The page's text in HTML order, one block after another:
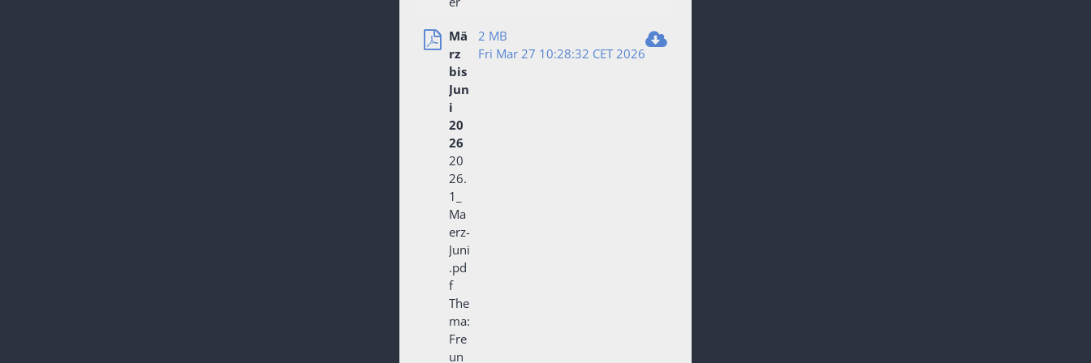
Mä
rz
bis
Jun
i
20
26
20
26.
1_
Ma
erz-
Juni
.pd
f
The
ma:
Fre
un
2 MB
Fri Mar 27 10:28:32 CET 2026